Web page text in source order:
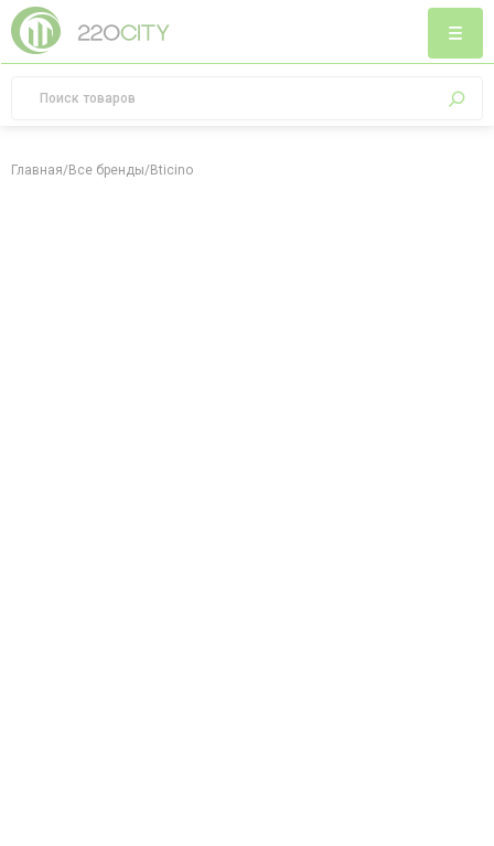
Главная/Все бренды/Bticino